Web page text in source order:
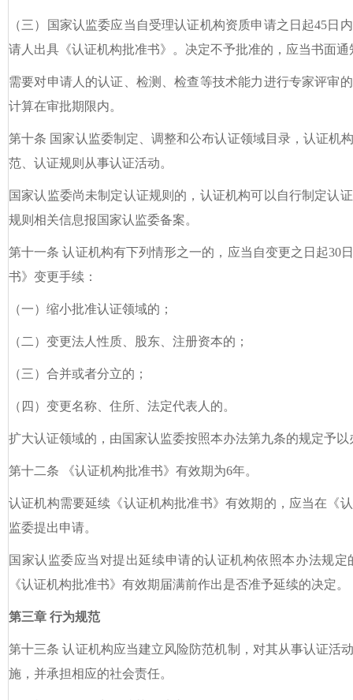
（三）国家认监委应当自受理认证机构资质申请之日起45日
请人出具《认证机构批准书》。决定不予批准的，应当书面
需要对申请人的认证、检测、检查等技术能力进行专家评审
计算在审批期限内。
第十条 国家认监委制定、调整和公布认证领域目录，认证机
范、认证规则从事认证活动。
国家认监委尚未制定认证规则的，认证机构可以自行制定认
规则相关信息报国家认监委备案。
第十一条 认证机构有下列情形之一的，应当自变更之日起30
书》变更手续：
（一）缩小批准认证领域的；
（二）变更法人性质、股东、注册资本的；
（三）合并或者分立的；
（四）变更名称、住所、法定代表人的。
扩大认证领域的，由国家认监委按照本办法第九条的规定予
第十二条 《认证机构批准书》有效期为6年。
认证机构需要延续《认证机构批准书》有效期的，应当在《
监委提出申请。
国家认监委应当对提出延续申请的认证机构依照本办法规
《认证机构批准书》有效期届满前作出是否准予延续的决定。
第三章 行为规范
第十三条 认证机构应当建立风险防范机制，对其从事认证活
施，并承担相应的社会责任。